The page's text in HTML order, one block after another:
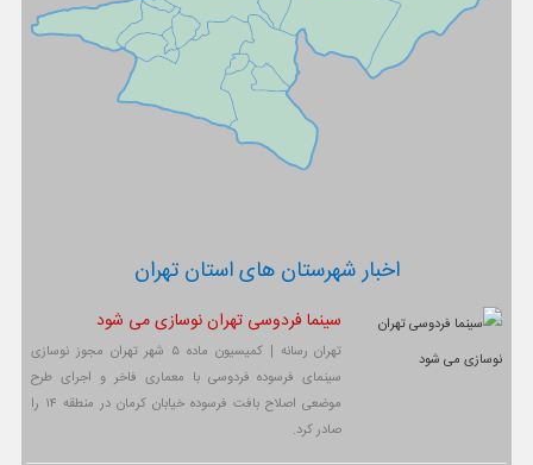
اخبار شهرستان های استان تهران
سینما فردوسی تهران نوسازی می شود
تهران رسانه | کمیسیون ماده ۵ شهر تهران مجوز نوسازی
سینمای فرسوده فردوسی با معماری فاخر و اجرای طرح
موضعی اصلاح بافت فرسوده خیابان کرمان در منطقه ۱۴ را
صادر کرد.